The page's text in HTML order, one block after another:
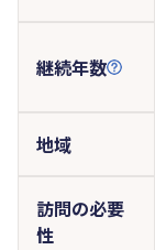
継続年数
地域
訪問の必要
性